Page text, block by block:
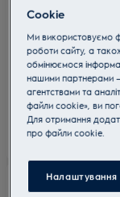
Cookie
Ми використовуємо
роботи сайту, а
обмінюємося
нашими партнерами
агентствами та
файли cookie», ви
Для отримання
прo файли cookie.